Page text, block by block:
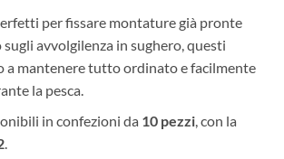
per fissare montature già pronte
sugli avvolgilenza in sughero, questi
a mantenere tutto ordinato e facilmente
la pesca.
in confezioni da 10 pezzi, con la
.